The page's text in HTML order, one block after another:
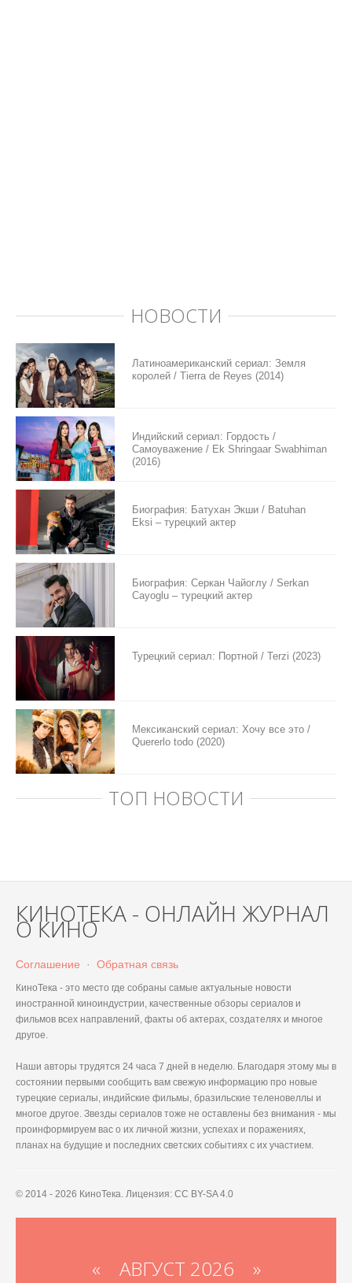
НОВОСТИ
Латиноамериканский сериал: Земля
королей / Tierra de Reyes (2014)
Индийский сериал: Гордость /
Самоуважение / Ek Shringaar Swabhiman
(2016)
Биография: Батухан Экши / Batuhan
Eksi – турецкий актер
Биография: Серкан Чайоглу / Serkan
Cayoglu – турецкий актер
Турецкий сериал: Портной / Terzi (2023)
Мексиканский сериал: Хочу все это /
Quererlo todo (2020)
ТОП НОВОСТИ
КИНОТЕКА - ОНЛАЙН ЖУРНАЛ
О КИНО
Соглашение · Обратная связь
КиноТека - это место где собраны самые актуальные новости
иностранной киноиндустрии, качественные обзоры сериалов и
фильмов всех направлений, факты об актерах, создателях и многое
другое.
Наши авторы трудятся 24 часа 7 дней в неделю. Благодаря этому мы в
состоянии первыми сообщить вам свежую информацию про новые
турецкие сериалы, индийские фильмы, бразильские теленовеллы и
многое другое. Звезды сериалов тоже не оставлены без внимания - мы
проинформируем вас о их личной жизни, успехах и поражениях,
планах на будущие и последних светских событиях с их участием.
© 2014 - 2026 КиноТека. Лицензия: CC BY-SA 4.0
« АВГУСТ 2026 »